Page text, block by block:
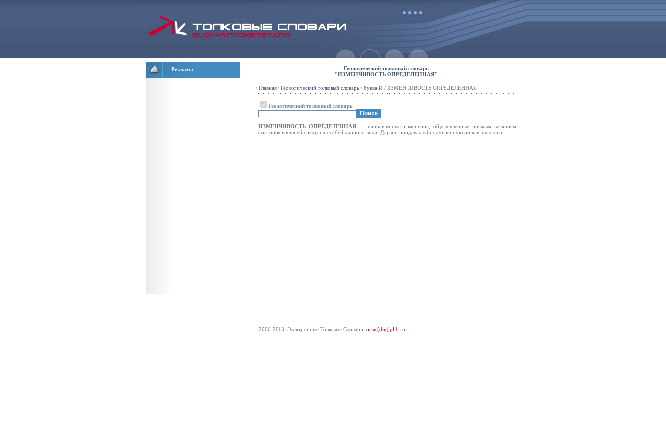
Реклама
Геологический толковый словарь
"ИЗМЕНЧИВОСТЬ ОПРЕДЕЛЕННАЯ"
/ Главная / Геологический толковый словарь / буква И / ИЗМЕНЧИВОСТЬ ОПРЕДЕЛЕННАЯ
Геологический толковый словарь
ИЗМЕНЧИВОСТЬ ОПРЕДЕЛЕННАЯ — направленные изменения, обусловленные прямым влиянием
факторов внешней среды на особей данного вида. Дарвин придавал ей подчиненную роль в эволюции.
2006-2013. Электронные Толковые Cловари. oasis[dog]plib.ru